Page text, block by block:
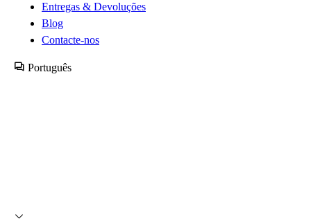
Entregas & Devoluções
Blog
Contacte-nos
Português